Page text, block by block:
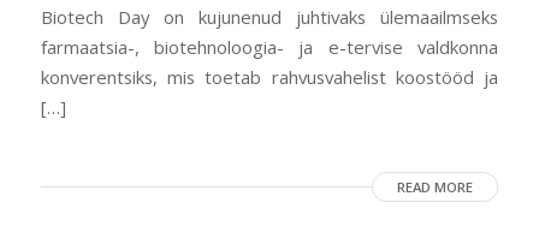
Biotech Day on kujunenud juhtivaks ülemaailmseks
farmaatsia-, biotehnoloogia- ja e-tervise valdkonna
konverentsiks, mis toetab rahvusvahelist koostööd ja
[…]
READ MORE